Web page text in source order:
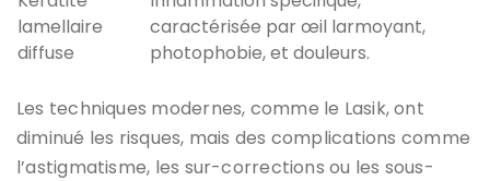
lamellaire
diffuse
caractérisée par œil larmoyant,
photophobie, et douleurs.
Les techniques modernes, comme le Lasik, ont
diminué les risques, mais des complications comme
l’astigmatisme, les sur-corrections ou les sous-